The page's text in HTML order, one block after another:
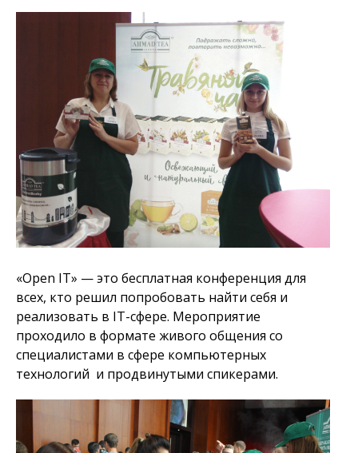
«Open IT» — это бесплатная конференция для
всех, кто решил попробовать найти себя и
реализовать в IT-сфере. Мероприятие
проходило в формате живого общения со
специалистами в сфере компьютерных
технологий и продвинутыми спикерами.